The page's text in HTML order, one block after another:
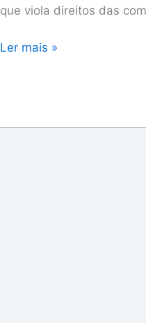
que viola direitos das
Ler mais »